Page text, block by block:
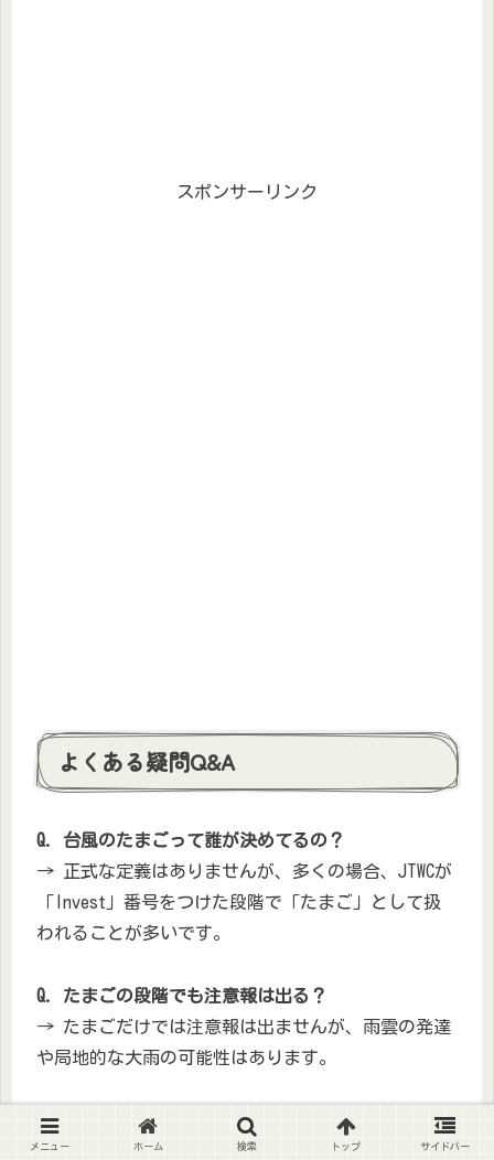
スポンサーリンク
よくある疑問Q&A
Q. 台風のたまごって誰が決めてるの？
→ 正式な定義はありませんが、多くの場合、JTWCが
「Invest」番号をつけた段階で「たまご」として扱
われることが多いです。
Q. たまごの段階でも注意報は出る？
→ たまごだけでは注意報は出ませんが、雨雲の発達
や局地的な大雨の可能性はあります。
Q. たまごが必ず台風になる？
→ いいえ。半分以上は発達せずに消滅することも多
メニュー ホーム 検索 トップ サイドバー